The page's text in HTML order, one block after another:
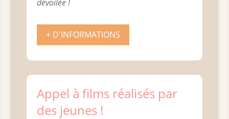
dévoilée !
+ D'INFORMATIONS
Appel à films réalisés par
des jeunes !